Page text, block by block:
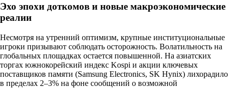
Эхо эпохи доткомов и новые макроэкономические
реалии
Несмотря на утренний оптимизм, крупные институциональные
игроки призывают соблюдать осторожность. Волатильность на
глобальных площадках остается повышенной. На азиатских
торгах южнокорейский индекс Kospi и акции ключевых
поставщиков памяти (Samsung Electronics, SK Hynix) лихорадило
в пределах 2–3% на фоне сообщений о возможной